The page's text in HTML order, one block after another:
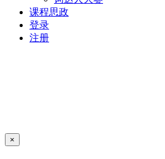
课程思政
登录
注册
×